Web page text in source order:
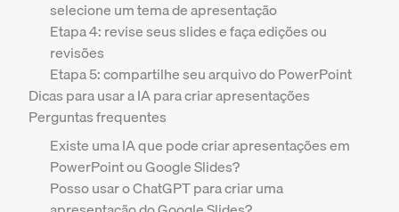
selecione um tema de apresentação
Etapa 4: revise seus slides e faça edições ou
revisões
Etapa 5: compartilhe seu arquivo do PowerPoint
Dicas para usar a IA para criar apresentações
Perguntas frequentes
Existe uma IA que pode criar apresentações em
PowerPoint ou Google Slides?
Posso usar o ChatGPT para criar uma